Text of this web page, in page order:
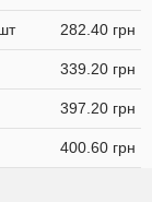
282.40 грн
339.20 грн
397.20 грн
400.60 грн